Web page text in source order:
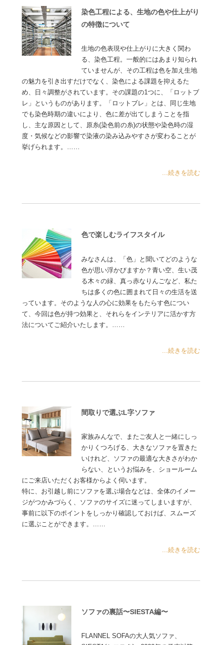
染色工程による、生地の色や仕上がり
の特徴について
生地の色表現や仕上がりに大きく関わ
る、染色工程。一般的にはあまり知られ
ていませんが、その工程は色を加え生地
の魅力を引き出すだけでなく、染色による課題を抑えるた
め、日々調整がされています。その課題の1つに、「ロットブ
レ」というものがあります。「ロットブレ」とは、同じ生地
でも染色時期の違いにより、色に差が出てしまうことを指
し、主な原因として、原糸(染色前の糸)の状態や染色時の湿
度・気候などの影響で染液の染み込みやすさが変わることが
挙げられます。……
...続きを読む
色で楽しむライフスタイル
みなさんは、「色」と聞いてどのような
色が思い浮かびますか？青い空、生い茂
る木々の緑、真っ赤なりんごなど、私た
ちは多くの色に囲まれて日々の生活を送
っています。そのような人の心に効果をもたらす色につい
て、今回は色が持つ効果と、それらをインテリアに活かす方
法についてご紹介いたします。……
...続きを読む
間取りで選ぶL字ソファ
家族みんなで、またご友人と一緒にしっ
かりくつろげる、大きなソファを置きた
いけれど、ソファの最適な大きさがわか
らない、というお悩みを、ショールーム
にご来店いただくお客様からよく伺います。
特に、お引越し前にソファを選ぶ場合などは、全体のイメー
ジがつかみづらく、ソファのサイズに迷ってしまいますが、
事前に以下のポイントをしっかり確認しておけば、スムーズ
に選ぶことができます。……
...続きを読む
ソファの裏話〜SIESTA編〜
FLANNEL SOFAの大人気ソファ、